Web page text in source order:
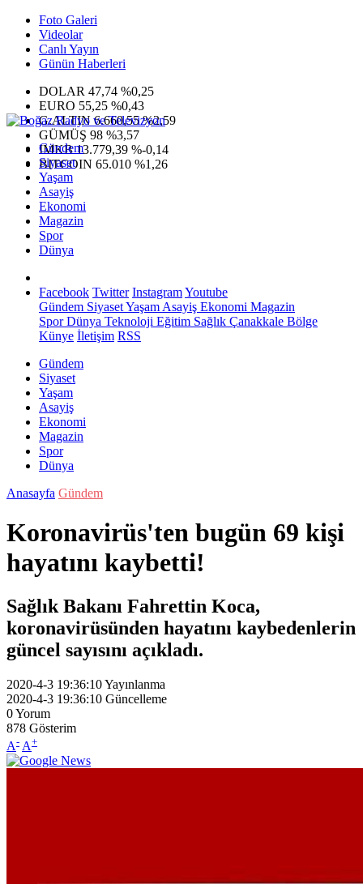
Foto Galeri
Videolar
Canlı Yayın
Günün Haberleri
DOLAR 47,74 %0,25
EURO 55,25 %0,43
G.ALTIN6.660,55 %2,59
GÜMÜŞ 98 %3,57
IMKB13.779,39 %-0,14
BITCOIN 65.010 %1,26
Gündem
Siyaset
Yaşam
Asayiş
Ekonomi
Magazin
Spor
Dünya
Facebook Twitter InstagramYoutube
Gündem SiyasetYaşam Asayiş Ekonomi Magazin
SporDünya Teknoloji Eğitim Sağlık Çanakkale Bölge
Künye İletişim RSS
Gündem
Siyaset
Yaşam
Asayiş
Ekonomi
Magazin
Spor
Dünya
Anasayfa Gündem
Koronavirüs'ten bugün 69 kişi
hayatını kaybetti!
Sağlık Bakanı Fahrettin Koca,
koronavirüsünden hayatını kaybedenlerin
güncel sayısını açıkladı.
2020-4-3 19:36:10Yayınlanma
2020-4-3 19:36:10 Güncelleme
0Yorum
878 Gösterim
A- A+